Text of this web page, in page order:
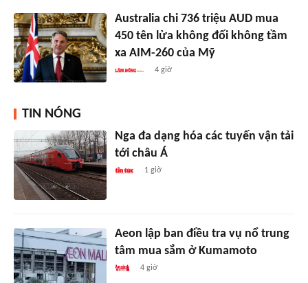
Australia chi 736 triệu AUD mua
450 tên lửa không đối không tầm
xa AIM-260 của Mỹ
4 giờ
TIN NÓNG
Nga đa dạng hóa các tuyến vận tải
tới châu Á
1 giờ
Aeon lập ban điều tra vụ nổ trung
tâm mua sắm ở Kumamoto
4 giờ